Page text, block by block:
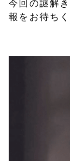
今回の謎解
報をお待ち